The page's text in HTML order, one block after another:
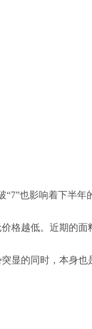
“7”也影响着下半
格越低。近期的
显的同时，本身也